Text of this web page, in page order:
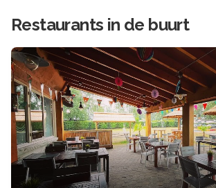
Restaurants in de buurt